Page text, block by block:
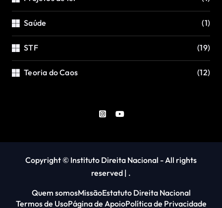
Saúde (1)
STF (19)
Teoria do Caos (12)
Copyright © Instituto Direita Nacional - All rights
reserved | .
Quem somosMissãoEstatuto Direita Nacional
Termos de UsoPágina de ApoioPolítica de Privacidade